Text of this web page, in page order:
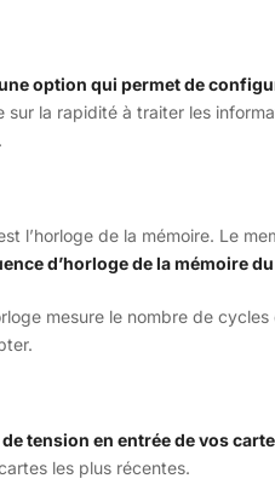
option qui permet de
sur la rapidité à traiter les
l’horloge de la mémoire. Le
d’horloge de la mémoire
mesure le nombre de
de tension en entrée de vos
les plus récentes.